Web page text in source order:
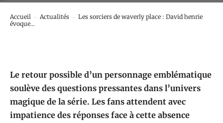
Accueil Actualités
Les sorciers de waverly place : David henrie
évoque...
Le retour possible d’un personnage emblématique
soulève des questions pressantes dans l’univers
magique de la série. Les fans attendent avec
impatience des réponses face à cette absence